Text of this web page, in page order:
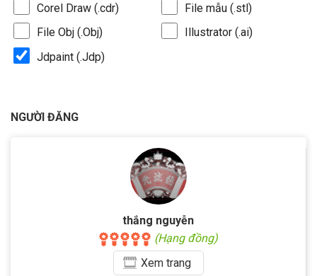
Corel Draw (.cdr)
File mẫu (.stl)
File Obj (.Obj)
Illustrator (.ai)
Jdpaint (.Jdp)
NGƯỜI ĐĂNG
thắng nguyễn
(Hạng đồng)
Xemtrang